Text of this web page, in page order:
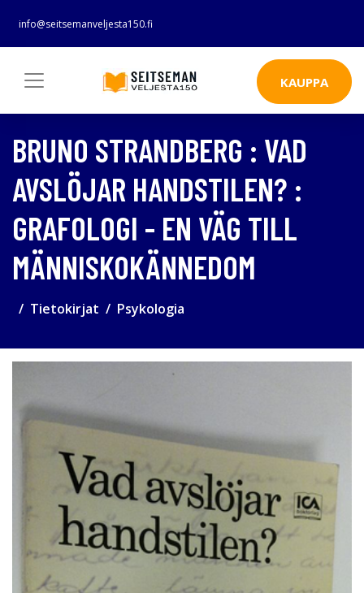
info@seitsemanveljesta150.fi
KAUPPA
BRUNO STRANDBERG : VAD
AVSLÖJAR HANDSTILEN? :
GRAFOLOGI - EN VÄG TILL
MÄNNISKOKÄNNEDOM
Tietokirjat Psykologia